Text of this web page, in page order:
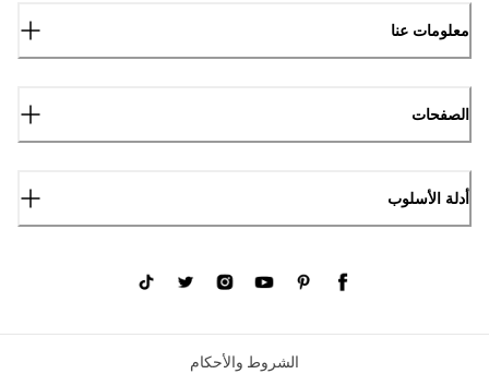
معلومات عنا
الصفحات
أدلة الأسلوب
الشروط والأحكام